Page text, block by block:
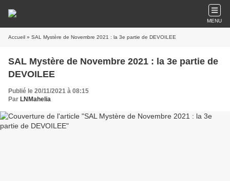
MENU
Accueil » SAL Mystère de Novembre 2021 : la 3e partie de DEVOILEE
SAL Mystère de Novembre 2021 : la 3e partie de
DEVOILEE
Publié le 20/11/2021 à 08:15
Par LNMahelia